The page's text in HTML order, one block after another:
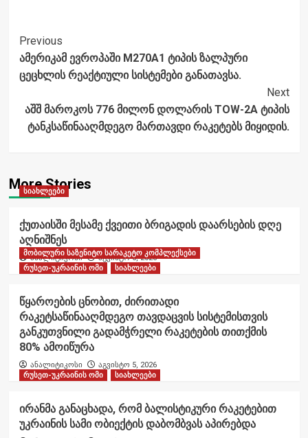
Post
Navigation
Previous
ამერიკამ ევროპაში М270А1 ტიპის ზალპური
ცეცხლის რეაქტიული სისტემები განათავსა.
Next
აშშ მაროკოს 776 მილონ დოლარის TOW-2A ტიპის
ტანკსაწინააღმდეგო მართავდი რაკეტებს მიყიდის.
More Stories
სიახლეები
ქუთაისში მესამე ქვეითი ბრიგადის დაარსების დღე
აღნიშნეს
ანალიტიკოსი აგვისტო 6, 2026
მობილური საზენიტო სარაკეტო კომპლექსები
რუსეთ-უკრაინის ომი
სიახლეები
წყაროების ცნობით, ძირითადი
რაკეტსაწინააღმდეგო თავდაცვის სისტემისთვის
განკუთვნილი გადამჭრელი რაკეტების თითქმის
80% ამოიწურა
ანალიტიკოსი
აგვისტო 5, 2026
რუსეთ-უკრაინის ომი
სიახლეები
ირანმა განაცხადა, რომ ბალისტიკური რაკეტებით
უკრაინის სამი ობიექტის დაბომბვას აპირებდა